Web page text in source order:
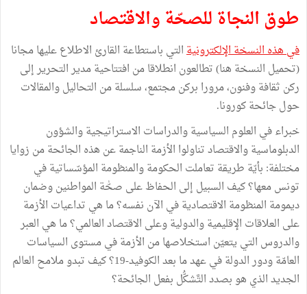
طوق النجاة للصحّة والاقتصاد
في هذه النسخة الإلكترونيةالتي باستطاعة القارئ الاطلاع عليها مجانا
(تحميل النسخة هنا) تطالعون انطلاقا من افتتاحية مدير التحرير إلى
ركن ثقافة وفنون، مرورا بركن مجتمع، سلسلة من التحاليل والمقالات
حول جائحة كورونا.
خبراء في العلوم السياسية والدراسات الاستراتيجية والشؤون
الدبلوماسية والاقتصاد تناولوا الأزمة الناجمة عن هذه الجائحة من زوايا
مختلفة: بأيّة طريقة تعاملت الحكومة والمنظومة المؤسّساتية في
تونس معها؟ كيف السبيل إلى الحفاظ على صحّٰة المواطنين وضمان
ديمومة المنظومة الاقتصادية في الآن نفسه؟ ما هي تداعيات الأزمة
على العلاقات الإقليمية والدولية وعلى الاقتصاد العالمي؟ ما هي العبر
والدروس التي يتعيّن استخلاصها من الأزمة في مستوى السياسات
العامّة ودور الدولة في عهد ما بعد الكوفيد-19؟ كيف تبدو ملامح العالم
الجديد الذي هو بصدد التَّشكُّل بفعل الجائحة؟